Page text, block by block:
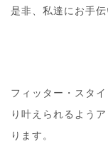
是非、私達にお手伝
フィッター・スタ
り叶えられるよう
ります。